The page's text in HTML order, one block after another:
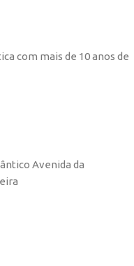
com mais de 10 anos de
Avenida da